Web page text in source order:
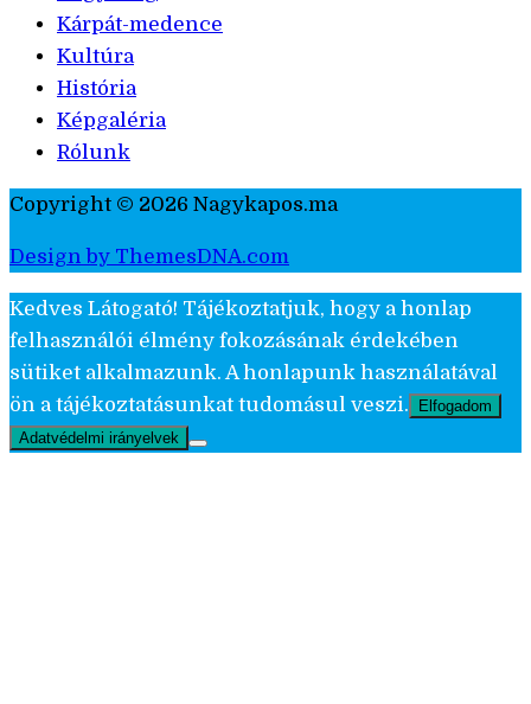
Kárpát-medence
Kultúra
História
Képgaléria
Rólunk
Copyright © 2026 Nagykapos.ma
Design by ThemesDNA.com
Kedves Látogató! Tájékoztatjuk, hogy a honlap
felhasználói élmény fokozásának érdekében
sütiket alkalmazunk. A honlapunk használatával
ön a tájékoztatásunkat tudomásul veszi.
Elfogadom
Adatvédelmi irányelvek